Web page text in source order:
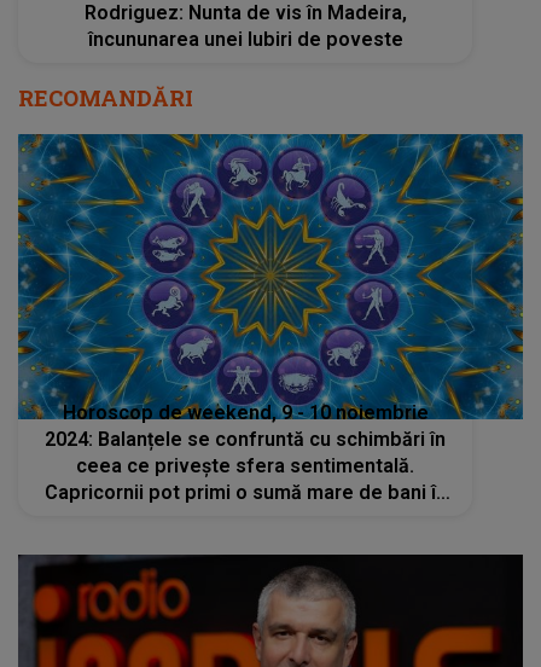
Rodriguez: Nunta de vis în Madeira,
încununarea unei Iubiri de poveste
RECOMANDĂRI
Horoscop de weekend, 9 - 10 noiembrie
2024: Balanțele se confruntă cu schimbări în
ceea ce privește sfera sentimentală.
Capricornii pot primi o sumă mare de bani în